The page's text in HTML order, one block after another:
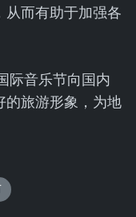
而有助于加强各
际音乐节向国内
的旅游形象，为地